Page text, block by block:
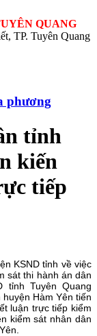
QUANG
TP. Tuyên Quang
phương
tỉnh
kiến
tiếp
KSND tỉnh về việc
sát thi hành án dân
tỉnh Tuyên Quang
Hàm Yên tiến
luận trực tiếp kiểm
kiểm sát nhân dân